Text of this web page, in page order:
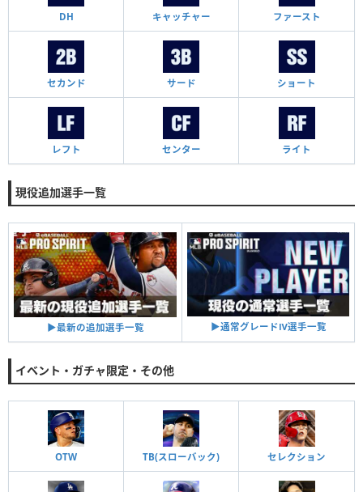
DH キャッチャー ファースト
セカンド サード ショート
レフト センター ライト
現役追加選手一覧
▶︎最新の追加選手一覧 ▶︎通常グレードⅣ選手一覧
イベント・ガチャ限定・その他
OTW TB(スローバック) セレクション